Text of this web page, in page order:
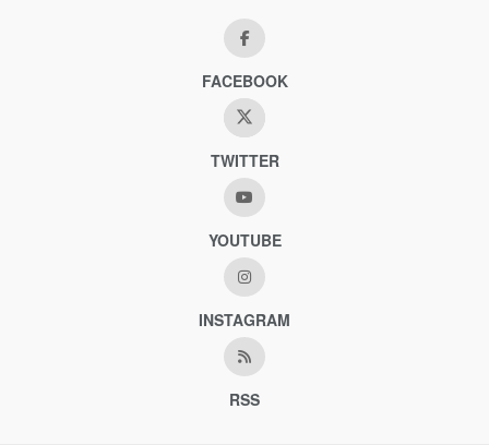
FACEBOOK
TWITTER
YOUTUBE
INSTAGRAM
RSS